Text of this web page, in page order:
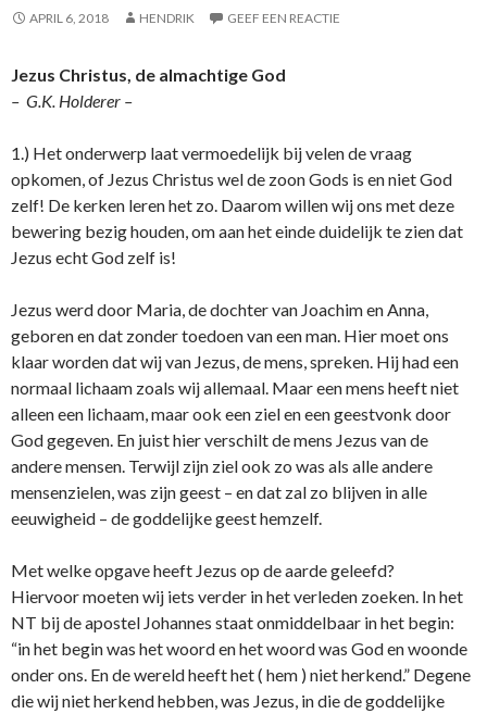
APRIL 6, 2018 HENDRIK GEEF EEN REACTIE
Jezus Christus, de almachtige God
– G.K. Holderer –
1.) Het onderwerp laat vermoedelijk bij velen de vraag
opkomen, of Jezus Christus wel de zoon Gods is en niet God
zelf! De kerken leren het zo. Daarom willen wij ons met deze
bewering bezig houden, om aan het einde duidelijk te zien dat
Jezus echt God zelf is!
Jezus werd door Maria, de dochter van Joachim en Anna,
geboren en dat zonder toedoen van een man. Hier moet ons
klaar worden dat wij van Jezus, de mens, spreken. Hij had een
normaal lichaam zoals wij allemaal. Maar een mens heeft niet
alleen een lichaam, maar ook een ziel en een geestvonk door
God gegeven. En juist hier verschilt de mens Jezus van de
andere mensen. Terwijl zijn ziel ook zo was als alle andere
mensenzielen, was zijn geest – en dat zal zo blijven in alle
eeuwigheid – de goddelijke geest hemzelf.
Met welke opgave heeft Jezus op de aarde geleefd?
Hiervoor moeten wij iets verder in het verleden zoeken. In het
NT bij de apostel Johannes staat onmiddelbaar in het begin:
“in het begin was het woord en het woord was God en woonde
onder ons. En de wereld heeft het ( hem ) niet herkend.” Degene
die wij niet herkend hebben, was Jezus, in die de goddelijke